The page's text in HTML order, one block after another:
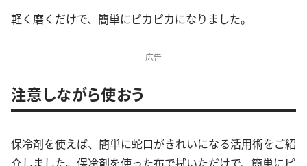
軽く磨くだけで、簡単にピカピカになりました。
広告
注意しながら使おう
保冷剤を使えば、簡単に蛇口がきれいになる活用術をご紹
介しました。保冷剤を使った布で拭いただけで、簡単にピ